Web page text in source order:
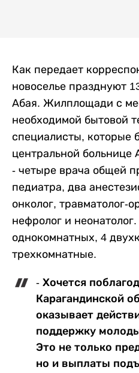
Как передает
новоселье празднуют
Абая. Жилплощади с
необходимой бытовой
специалисты, которые
центральной больнице
- четыре врача общей
педиатра, два
онколог, травматолог-
нефролог и
однокомнатных, 4
трехкомнатные.
- Хочется
Карагандинской
оказывает
поддержку
Это не только
но и выплаты